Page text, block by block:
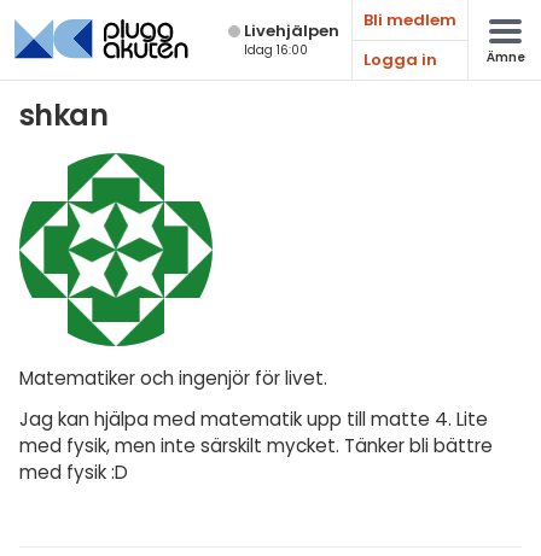
Live­hjälpen
Idag 16:00
Bli medlem
Logga in
Ämne
shkan
Matematiker och ingenjör för livet.
Jag kan hjälpa med matematik upp till matte 4. Lite
med fysik, men inte särskilt mycket. Tänker bli bättre
med fysik :D
Matematik
Svenska
Engelska